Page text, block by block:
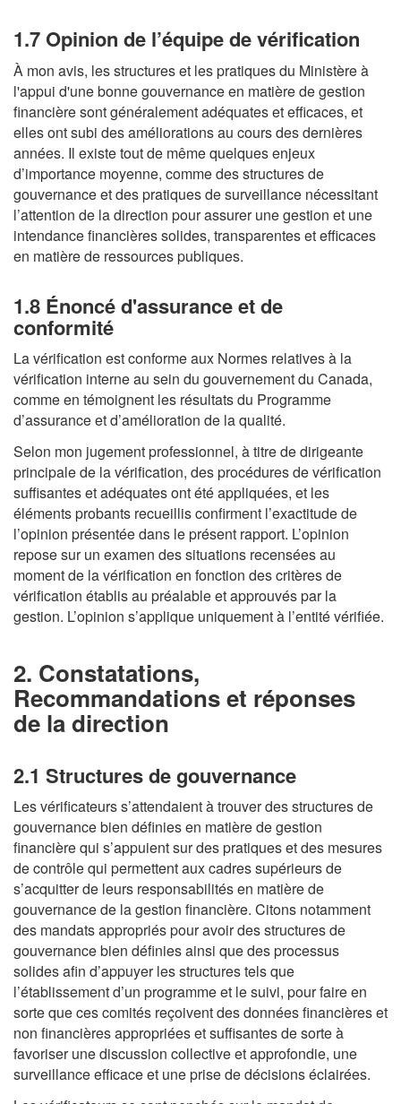
1.7 Opinion de l’équipe de vérification
À mon avis, les structures et les pratiques du Ministère à
l'appui d'une bonne gouvernance en matière de gestion
financière sont généralement adéquates et efficaces, et
elles ont subi des améliorations au cours des dernières
années. Il existe tout de même quelques enjeux
d’importance moyenne, comme des structures de
gouvernance et des pratiques de surveillance nécessitant
l’attention de la direction pour assurer une gestion et une
intendance financières solides, transparentes et efficaces
en matière de ressources publiques.
1.8 Énoncé d'assurance et de
conformité
La vérification est conforme aux Normes relatives à la
vérification interne au sein du gouvernement du Canada,
comme en témoignent les résultats du Programme
d’assurance et d’amélioration de la qualité.
Selon mon jugement professionnel, à titre de dirigeante
principale de la vérification, des procédures de vérification
suffisantes et adéquates ont été appliquées, et les
éléments probants recueillis confirment l’exactitude de
l’opinion présentée dans le présent rapport. L’opinion
repose sur un examen des situations recensées au
moment de la vérification en fonction des critères de
vérification établis au préalable et approuvés par la
gestion. L’opinion s’applique uniquement à l’entité vérifiée.
2. Constatations,
Recommandations et réponses
de la direction
2.1 Structures de gouvernance
Les vérificateurs s’attendaient à trouver des structures de
gouvernance bien définies en matière de gestion
financière qui s’appuient sur des pratiques et des mesures
de contrôle qui permettent aux cadres supérieurs de
s’acquitter de leurs responsabilités en matière de
gouvernance de la gestion financière. Citons notamment
des mandats appropriés pour avoir des structures de
gouvernance bien définies ainsi que des processus
solides afin d’appuyer les structures tels que
l’établissement d’un programme et le suivi, pour faire en
sorte que ces comités reçoivent des données financières et
non financières appropriées et suffisantes de sorte à
favoriser une discussion collective et approfondie, une
surveillance efficace et une prise de décisions éclairées.